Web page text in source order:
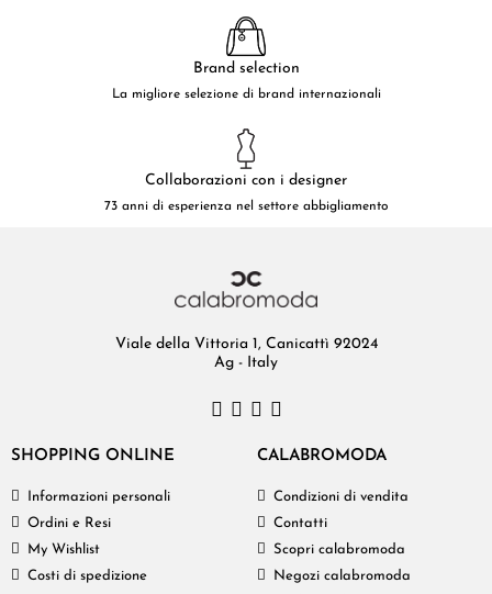
Brand selection
La migliore selezione di brand internazionali
Collaborazioni con i designer
73 anni di esperienza nel settore abbigliamento
Viale della Vittoria 1, Canicattì 92024
Ag - Italy
SHOPPING ONLINE
Informazioni personali
Ordini e Resi
My Wishlist
Costi di spedizione
CALABROMODA
Condizioni di vendita
Contatti
Scopri calabromoda
Negozi calabromoda